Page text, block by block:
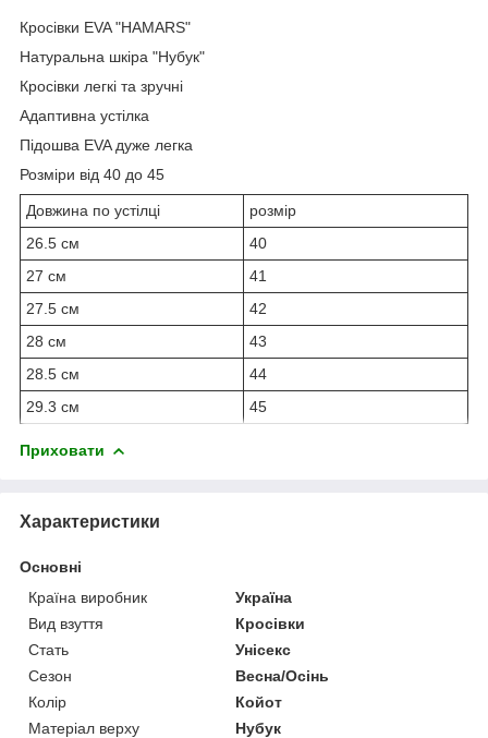
Кросівки EVA "HAMARS"
Натуральна шкіра "Нубук"
Кросівки легкі та зручні
Адаптивна устілка
Підошва EVA дуже легка
Розміри від 40 до 45
Довжина по устілці
розмір
26.5 см
40
27 см
41
27.5 см
42
28 см
43
28.5 см
44
29.3 см
45
Приховати
Характеристики
Основні
Країна виробник
Україна
Вид взуття
Кросівки
Стать
Унісекс
Сезон
Весна/Осінь
Колір
Койот
Матеріал верху
Нубук